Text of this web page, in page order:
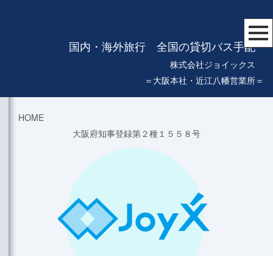
国内・海外旅行 全国の貸切バス手配
株式会社ジョイックス
＝大阪本社・近江八幡営業所＝
HOME
大阪府知事登録第２種１５５８号